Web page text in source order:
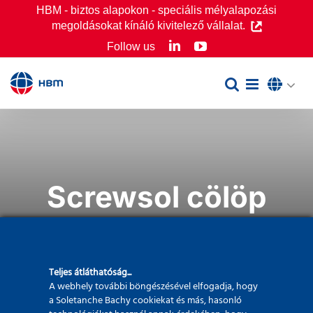
HBM - biztos alapokon - speciális mélyalapozási
megoldásokat kínáló kivitelező vállalat.
Follow us
LinkedInYouTube
Screwsol cölöp
Teljes átláthatóság...
A webhely további böngészésével elfogadja, hogy
a Soletanche Bachy cookiekat és más, hasonló